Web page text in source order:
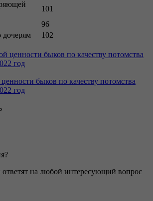
101
96
дочерям
102
быков по качеству потомства
год
на любой интересующий вопрос